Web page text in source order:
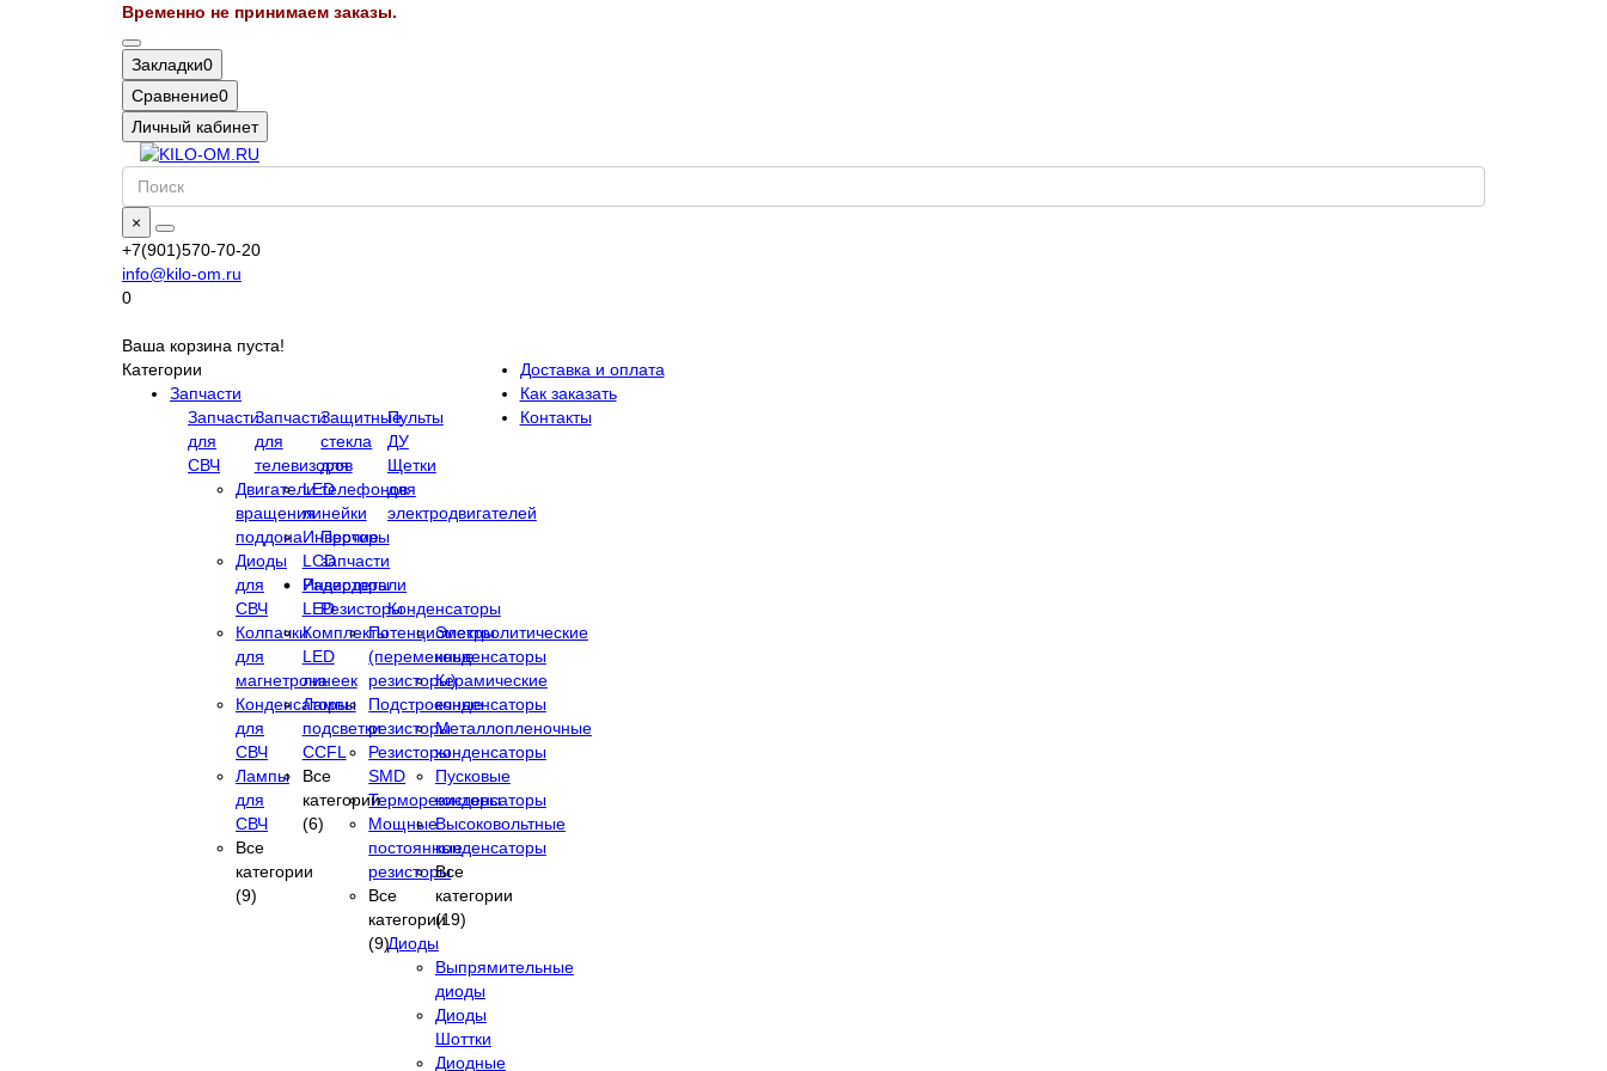
Временно не принимаем заказы.
Закладки0
Сравнение0
Личный кабинет
×
+7(901)570-70-20
info@kilo-om.ru
0
Ваша корзина пуста!
Категории
Запчасти
Запчасти
для
СВЧ
Двигатели
вращения
поддона
Диоды
для
СВЧ
Колпачки
для
магнетрона
Конденсаторы
для
СВЧ
Лампы
для
СВЧ
Все
категории
(9)
Запчасти
для
телевизоров
LED
линейки
Инверторы
LCD
Инверторы
LED
Комплекты
LED
линеек
Лампы
подсветки
CCFL
Все
категории
(6)
Защитные
стекла
для
телефонов
Пульты
ДУ
Щетки
для
электродвигателей
Прочие
запчасти
Радиодетали
Резисторы
Потенциометры
(переменные
резисторы)
Подстроечные
резисторы
Резисторы
SMD
Терморезисторы
Мощные
постоянные
резисторы
Все
категории
(9)
Конденсаторы
Электролитические
конденсаторы
Керамические
конденсаторы
Металлопленочные
конденсаторы
Пусковые
конденсаторы
Высоковольтные
конденсаторы
Все
категории
(19)
Диоды
Выпрямительные
диоды
Диоды
Шоттки
Диодные
Доставка и оплата
Как заказать
Контакты